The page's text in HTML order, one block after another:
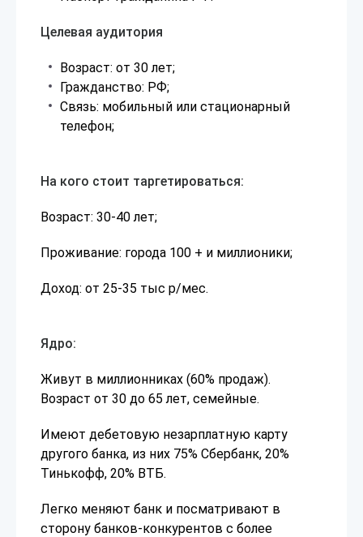
Целевая аудитория
Возраст: от 30 лет;
Гражданство: РФ;
Связь: мобильный или стационарный
телефон;
На кого стоит таргетироваться:
Возраст: 30-40 лет;
Проживание: города 100 + и миллионики;
Доход: от 25-35 тыс р/мес.
Ядро:
Живут в миллионниках (60% продаж).
Возраст от 30 до 65 лет, семейные.
Имеют дебетовую незарплатную карту
другого банка, из них 75% Сбербанк, 20%
Тинькофф, 20% ВТБ.
Легко меняют банк и посматривают в
сторону банков-конкурентов с более